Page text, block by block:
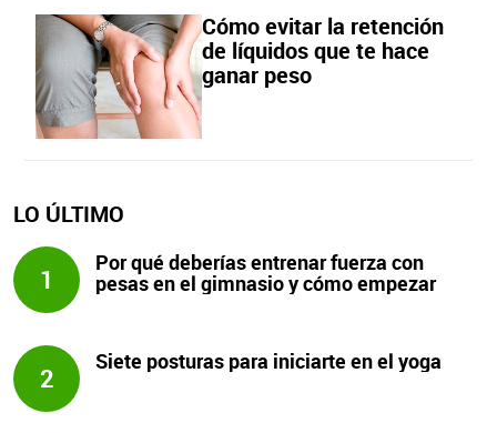
Cómo evitar la retención
de líquidos que te hace
ganar peso
LO ÚLTIMO
1
Por qué deberías entrenar fuerza con
pesas en el gimnasio y cómo empezar
2
Siete posturas para iniciarte en el yoga